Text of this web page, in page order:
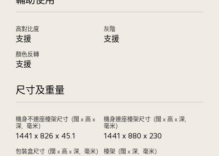
高對比度
支援
灰階
支援
顏色反轉
支援
尺寸及重量
機身不連座檯架尺寸（闊 x 高 x
深，毫米）
1441 x 826 x 45.1
機身連座檯架尺寸（闊 x 高 x 深，
毫米）
1441 x 880 x 230
包裝盒尺寸（闊 x 高 x 深，毫米） 檯架（闊 x 深，毫米）